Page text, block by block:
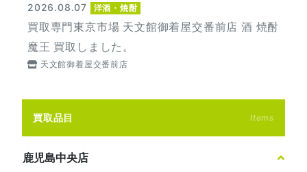
2026.08.07 洋酒・焼酎
買取専門東京市場 天文館御着屋交番前店 酒 焼酎
魔王 買取しました。
天文館御着屋交番前店
買取品目 Items
鹿児島中央店